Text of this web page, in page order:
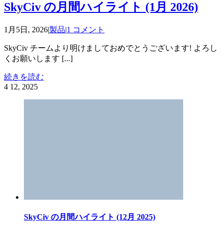
SkyCiv の月間ハイライト (1月 2026)
1月5日, 2026|製品|1 コメント
SkyCiv チームより明けましておめでとうございます! よろし
くお願いします [...]
続きを読む
4 12, 2025
SkyCiv の月間ハイライト (12月 2025)